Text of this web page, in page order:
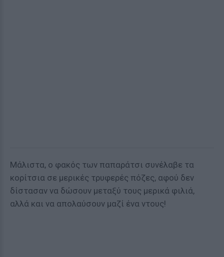
Μάλιστα, ο φακός των παπαράτσι συνέλαβε τα
κορίτσια σε μερικές τρυφερές πόζες, αφού δεν
δίστασαν να δώσουν μεταξύ τους μερικά φιλιά,
αλλά και να απολαύσουν μαζί ένα ντους!